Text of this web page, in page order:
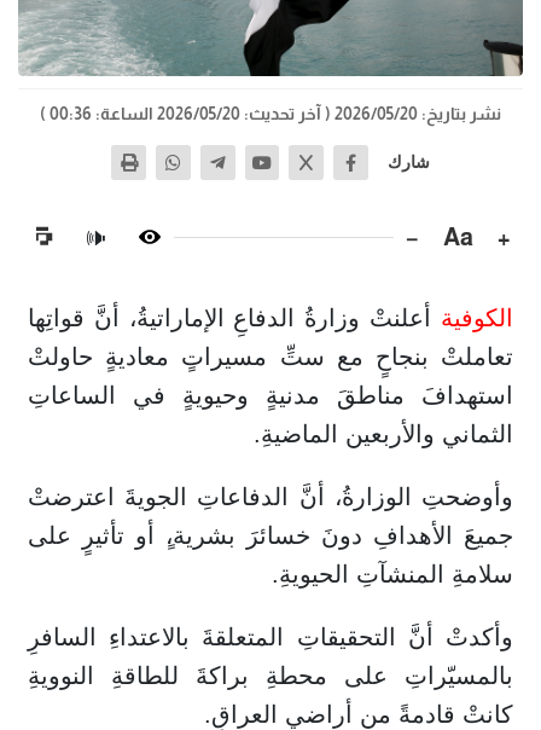
نشر بتاريخ: 2026/05/20 ( آخر تحديث: 2026/05/20 الساعة: 00:36 )
شارك
+
Aa
−
🔊
الكوفية أعلنتْ وزارةُ الدفاعِ الإماراتيةُ، أنَّ قواتِها
تعاملتْ بنجاحٍ مع ستِّ مسيراتٍ معاديةٍ حاولتْ
استهدافَ مناطقَ مدنيةٍ وحيويةٍ في الساعاتِ
الثماني والأربعين الماضيةِ.
وأوضحتِ الوزارةُ، أنَّ الدفاعاتِ الجويةَ اعترضتْ
جميعَ الأهدافِ دونَ خسائرَ بشرية،ٍ أو تأثيرٍ على
سلامةِ المنشآتِ الحيويةِ.
وأكدتْ أنَّ التحقيقاتِ المتعلقةَ بالاعتداءِ السافرِ
بالمسيّراتِ على محطةِ براكةَ للطاقةِ النوويةِ
كانتْ قادمةً من أراضي العراقِ.